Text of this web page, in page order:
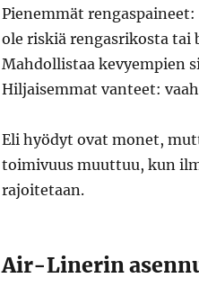
Pienemmät
ole riskiä rengasrikosta tai
Mahdollistaa kevyempien
Hiljaisemmat vanteet:
Eli hyödyt ovat monet,
toimivuus muuttuu, kun
rajoitetaan.
Air-Linerin